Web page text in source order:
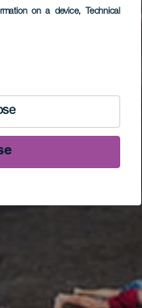
on a device, Technical